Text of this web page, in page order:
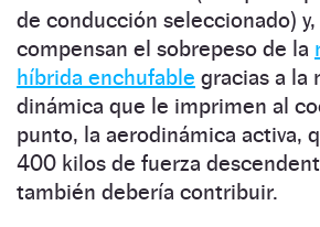
de conducción seleccionado)
compensan el sobrepeso de la
híbrida enchufable gracias a la
dinámica que le imprimen al
punto, la aerodinámica activa,
400 kilos de fuerza
también debería contribuir.